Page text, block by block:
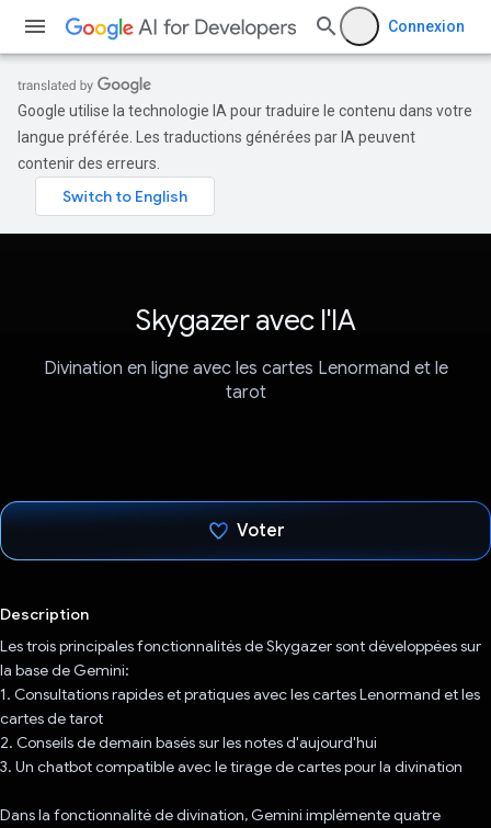
Connexion
Google utilise la technologie IA pour traduire le contenu dans votre
langue préférée. Les traductions générées par IA peuvent
contenir des erreurs.
Skygazer avec l'IA
Divination en ligne avec les cartes Lenormand et le
tarot
Voter
Description
Les trois principales fonctionnalités de Skygazer sont développées sur
la base de Gemini:
1. Consultations rapides et pratiques avec les cartes Lenormand et les
cartes de tarot
2. Conseils de demain basés sur les notes d'aujourd'hui
3. Un chatbot compatible avec le tirage de cartes pour la divination
Dans la fonctionnalité de divination, Gemini implémente quatre